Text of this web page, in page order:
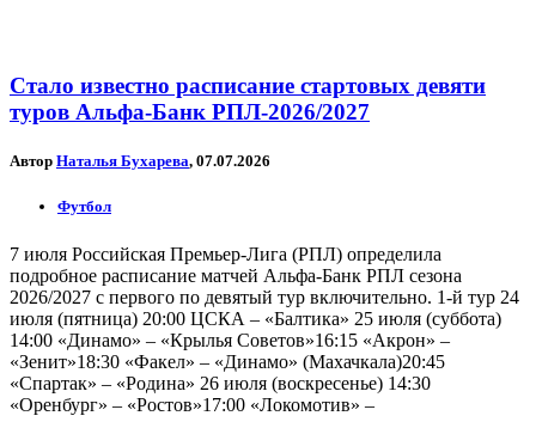
Стало известно расписание стартовых девяти
туров Альфа-Банк РПЛ-2026/2027
Автор Наталья Бухарева, 07.07.2026
Футбол
7 июля Российская Премьер-Лига (РПЛ) определила
подробное расписание матчей Альфа-Банк РПЛ сезона
2026/2027 с первого по девятый тур включительно. 1-й тур 24
июля (пятница) 20:00 ЦСКА – «Балтика» 25 июля (суббота)
14:00 «Динамо» – «Крылья Советов»16:15 «Акрон» –
«Зенит»18:30 «Факел» – «Динамо» (Махачкала)20:45
«Спартак» – «Родина» 26 июля (воскресенье) 14:30
«Оренбург» – «Ростов»17:00 «Локомотив» –